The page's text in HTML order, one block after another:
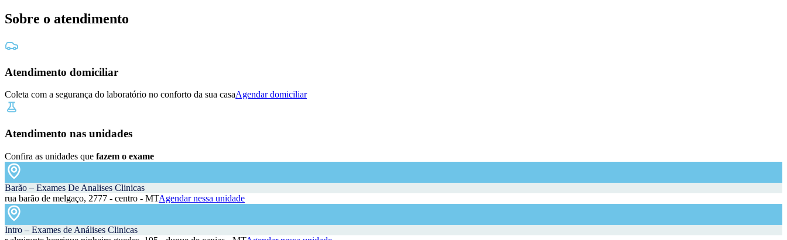
Sobre o atendimento
Atendimento domiciliar
Coleta com a segurança do laboratório no conforto da sua casaAgendar domiciliar
Atendimento nas unidades
Confira as unidades que fazem o exame
Barão – Exames De Analises Clinicas
rua barão de melgaço, 2777 - centro - MTAgendar nessa unidade
Intro – Exames de Análises Clinicas